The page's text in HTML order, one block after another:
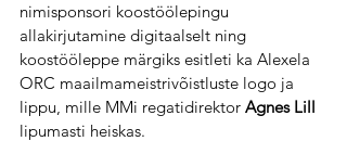
nimisponsori koostöölepingu
allakirjutamine digitaalselt ning
koostööleppe märgiks esitleti ka Alexela
ORC maailmameistrivõistluste logo ja
lippu, mille MMi regatidirektor Agnes Lill
lipumasti heiskas.